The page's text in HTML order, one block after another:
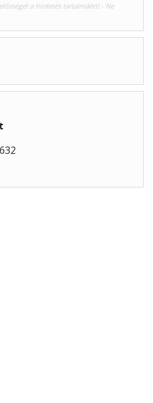
a hirdetés tartalmáért! - Ne